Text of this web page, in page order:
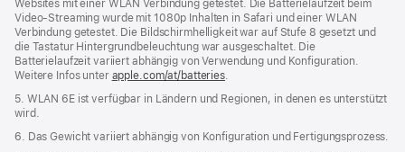
Websites mit einer WLAN Verbindung getestet. Die Batterielaufzeit beim
Video-Streaming wurde mit 1080p Inhalten in Safari und einer WLAN
Verbindung getestet. Die Bildschirmhelligkeit war auf Stufe 8 gesetzt und
die Tastatur Hintergrundbeleuchtung war ausgeschaltet. Die
Batterielaufzeit variiert abhängig von Verwendung und Konfiguration.
Weitere Infos unter apple.com/at/batteries.
5. WLAN 6E ist verfügbar in Ländern und Regionen, in denen es unterstützt
wird.
6. Das Gewicht variiert abhängig von Konfiguration und Fertigungsprozess.